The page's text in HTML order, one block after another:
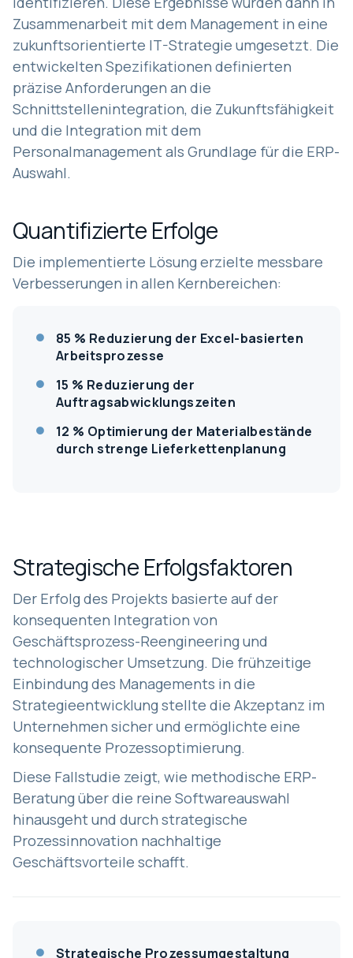
Zusammenarbeit mit dem Management in eine
zukunftsorientierte IT-Strategie umgesetzt. Die
entwickelten Spezifikationen definierten
präzise Anforderungen an die
Schnittstellenintegration, die Zukunftsfähigkeit
und die Integration mit dem
Personalmanagement als Grundlage für die ERP-
Auswahl.
Quantifizierte Erfolge
Die implementierte Lösung erzielte messbare
Verbesserungen in allen Kernbereichen:
85 % Reduzierung der Excel-basierten
Arbeitsprozesse
15 % Reduzierung der
Auftragsabwicklungszeiten
12 % Optimierung der Materialbestände
durch strenge Lieferkettenplanung
Strategische Erfolgsfaktoren
Der Erfolg des Projekts basierte auf der
konsequenten Integration von
Geschäftsprozess-Reengineering und
technologischer Umsetzung. Die frühzeitige
Einbindung des Managements in die
Strategieentwicklung stellte die Akzeptanz im
Unternehmen sicher und ermöglichte eine
konsequente Prozessoptimierung.
Diese Fallstudie zeigt, wie methodische ERP-
Beratung über die reine Softwareauswahl
hinausgeht und durch strategische
Prozessinnovation nachhaltige
Geschäftsvorteile schafft.
Strategische Prozessumgestaltung